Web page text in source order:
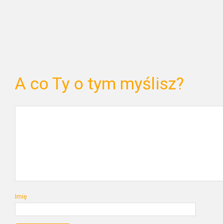
A co Ty o tym myślisz?
Imię